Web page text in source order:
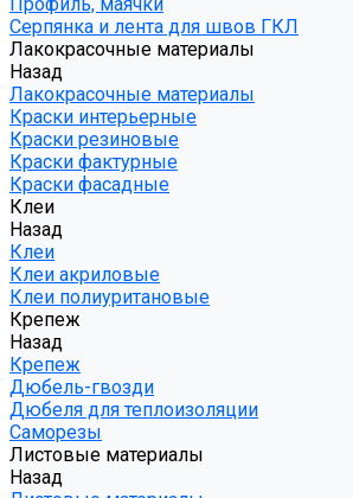
Серпянка и лента для швов ГКЛ
Лакокрасочные материалы
Назад
Лакокрасочные материалы
Краски интерьерные
Краски резиновые
Краски фактурные
Краски фасадные
Клеи
Назад
Клеи
Клеи акриловые
Клеи полиуритановые
Крепеж
Назад
Крепеж
Дюбель-гвозди
Дюбеля для теплоизоляции
Саморезы
Листовые материалы
Назад